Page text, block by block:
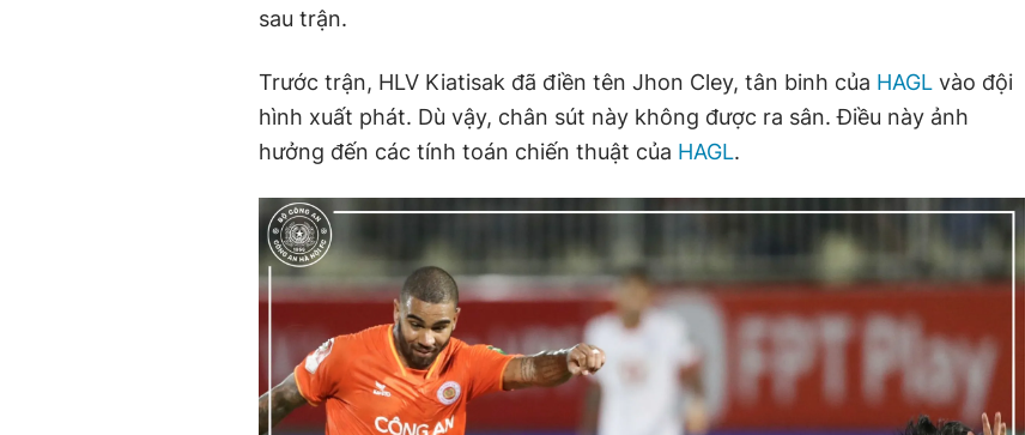
sau trận.
Trước trận, HLV Kiatisak đã điền tên Jhon Cley, tân binh của HAGL vào đội
hình xuất phát. Dù vậy, chân sút này không được ra sân. Điều này ảnh
hưởng đến các tính toán chiến thuật của HAGL.